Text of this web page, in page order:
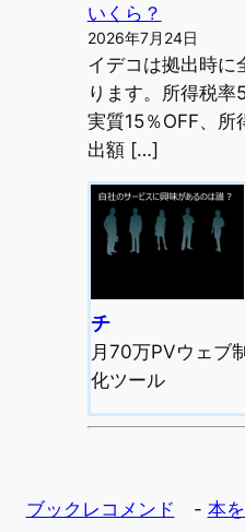
いくら？
2026年7月24日
イデコは拠出時に
ります。所得税率
実質15％OFF、所
出額 […]
チ
月70万PVウェブ
化ツール
ブックレコメンド - 本